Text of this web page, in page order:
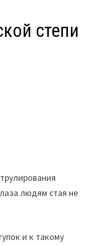
степи
людям стая не
и к такому